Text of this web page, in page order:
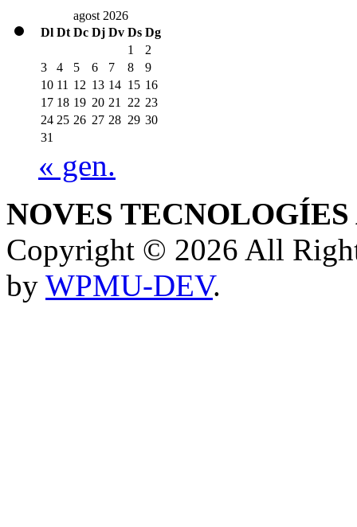
agost 2026
Dl Dt Dc Dj Dv Ds Dg
1
2
3
4 5 6 7 8
9
10 11 12 13 14 15 16
17 18 19 20 21 22 23
24 25 26 27 28 29 30
31
« gen.
NOVES
Copyright © 2026 All
by WPMU-DEV.